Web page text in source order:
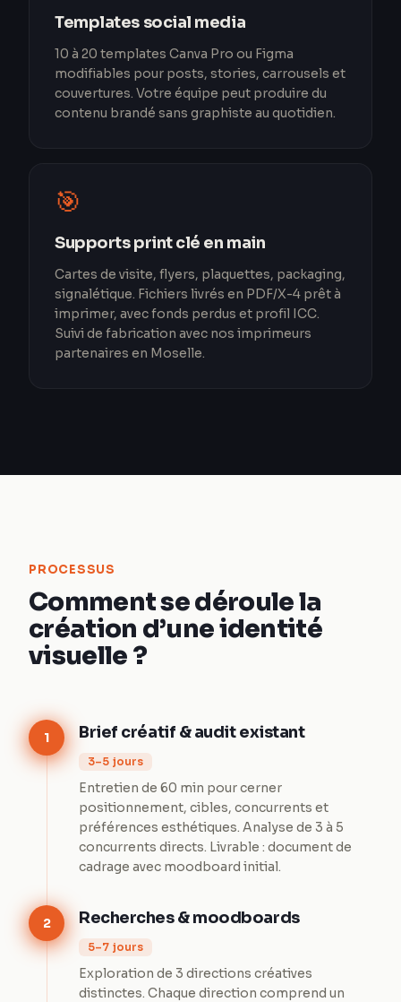
Templates social media
10 à 20 templates Canva Pro ou Figma
modifiables pour posts, stories, carrousels et
couvertures. Votre équipe peut produire du
contenu brandé sans graphiste au quotidien.
🎯
Supports print clé en main
Cartes de visite, flyers, plaquettes, packaging,
signalétique. Fichiers livrés en PDF/X-4 prêt à
imprimer, avec fonds perdus et profil ICC.
Suivi de fabrication avec nos imprimeurs
partenaires en Moselle.
PROCESSUS
Comment se déroule la
création d’une identité
visuelle ?
1 Brief créatif & audit existant
3–5 jours
Entretien de 60 min pour cerner
positionnement, cibles, concurrents et
préférences esthétiques. Analyse de 3 à 5
concurrents directs. Livrable : document de
cadrage avec moodboard initial.
2 Recherches & moodboards
5–7 jours
Exploration de 3 directions créatives
distinctes. Chaque direction comprend un